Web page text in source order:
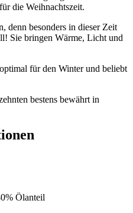
die Weihnachtszeit.
denn besonders in dieser Zeit
Sie bringen Wärme, Licht und
für den Winter und beliebt
bestens bewährt in
Ölanteil